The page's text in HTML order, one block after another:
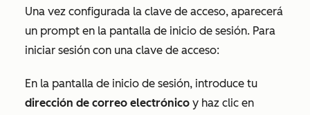
Una vez configurada la clave de acceso, aparecerá
un prompt en la pantalla de inicio de sesión. Para
iniciar sesión con una clave de acceso:
En la pantalla de inicio de sesión, introduce tu
dirección de correo electrónico y haz clic en